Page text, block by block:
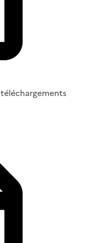
téléchargements